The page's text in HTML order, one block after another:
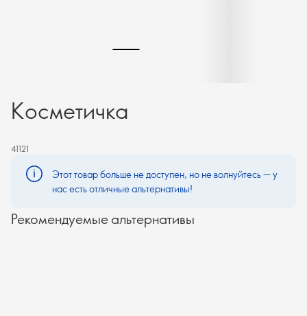
Косметичка
41121
Этот товар больше не доступен, но не волнуйтесь — у
нас есть отличные альтернативы!
Рекомендуемые альтернативы